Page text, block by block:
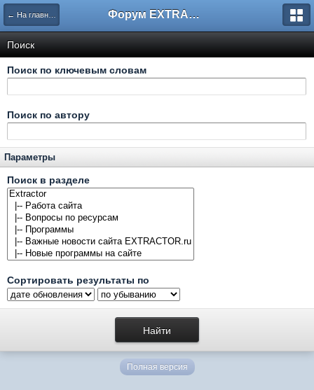
← На главную Форум EXTRACTOR.ru
Поиск
Поиск по ключевым словам
Поиск по автору
Параметры
Поиск в разделе
Сортировать результаты по
Полная версия